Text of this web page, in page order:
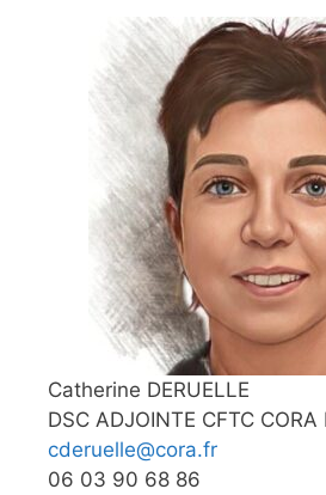
Catherine DERUELLE
DSC ADJOINTE CFTC CORA
cderuelle@cora.fr
06 03 90 68 86